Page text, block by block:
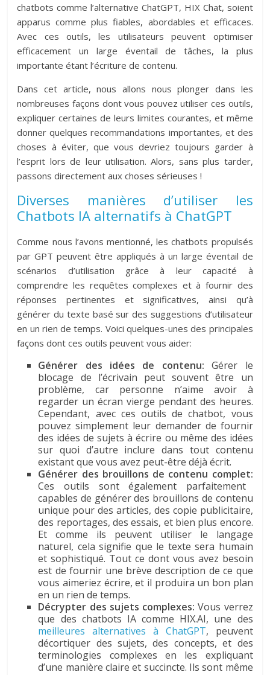
chatbots comme l’alternative ChatGPT, HIX Chat, soient
apparus comme plus fiables, abordables et efficaces.
Avec ces outils, les utilisateurs peuvent optimiser
efficacement un large éventail de tâches, la plus
importante étant l’écriture de contenu.
Dans cet article, nous allons nous plonger dans les
nombreuses façons dont vous pouvez utiliser ces outils,
expliquer certaines de leurs limites courantes, et même
donner quelques recommandations importantes, et des
choses à éviter, que vous devriez toujours garder à
l’esprit lors de leur utilisation. Alors, sans plus tarder,
passons directement aux choses sérieuses !
Diverses manières d’utiliser les
Chatbots IA alternatifs à ChatGPT
Comme nous l’avons mentionné, les chatbots propulsés
par GPT peuvent être appliqués à un large éventail de
scénarios d’utilisation grâce à leur capacité à
comprendre les requêtes complexes et à fournir des
réponses pertinentes et significatives, ainsi qu’à
générer du texte basé sur des suggestions d’utilisateur
en un rien de temps. Voici quelques-unes des principales
façons dont ces outils peuvent vous aider:
Générer des idées de contenu: Gérer le
blocage de l’écrivain peut souvent être un
problème, car personne n’aime avoir à
regarder un écran vierge pendant des heures.
Cependant, avec ces outils de chatbot, vous
pouvez simplement leur demander de fournir
des idées de sujets à écrire ou même des idées
sur quoi d’autre inclure dans tout contenu
existant que vous avez peut-être déjà écrit.
Générer des brouillons de contenu complet:
Ces outils sont également parfaitement
capables de générer des brouillons de contenu
unique pour des articles, des copie publicitaire,
des reportages, des essais, et bien plus encore.
Et comme ils peuvent utiliser le langage
naturel, cela signifie que le texte sera humain
et sophistiqué. Tout ce dont vous avez besoin
est de fournir une brève description de ce que
vous aimeriez écrire, et il produira un bon plan
en un rien de temps.
Décrypter des sujets complexes: Vous verrez
que des chatbots IA comme HIX.AI, une des
meilleures alternatives à ChatGPT, peuvent
décortiquer des sujets, des concepts, et des
terminologies complexes en les expliquant
d’une manière claire et succincte. Ils sont même